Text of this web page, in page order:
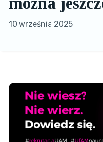
10 września 2025